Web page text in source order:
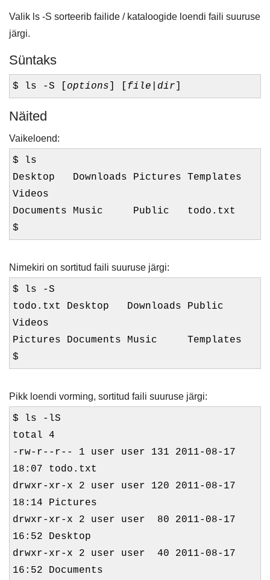
Valik ls -S sorteerib failide / kataloogide loendi faili suuruse
järgi.
Süntaks
$ ls -S [ options file dir
Näited
Vaikeloend:
$ ls
Desktop Downloads Pictures Templates
Videos
Documents Music Public todo.txt
$
Nimekiri on sortitud faili suuruse järgi:
$ ls -S
todo.txt Desktop Downloads Public
Videos
Pictures Documents Music Templates
$
Pikk loendi vorming, sortitud faili suuruse järgi:
$ ls -lS
total 4
-rw-r--r-- 1 user user 131 2011-08-17
18:07 todo.txt
drwxr-xr-x 2 user user 120 2011-08-17
18:14 Pictures
drwxr-xr-x 2 user user 80 2011-08-17
16:52 Desktop
drwxr-xr-x 2 user user 40 2011-08-17
16:52 Documents